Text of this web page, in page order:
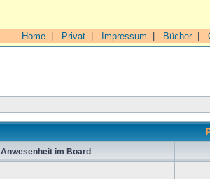
Home Privat Impressum Bücher|
Anwesenheit im Board